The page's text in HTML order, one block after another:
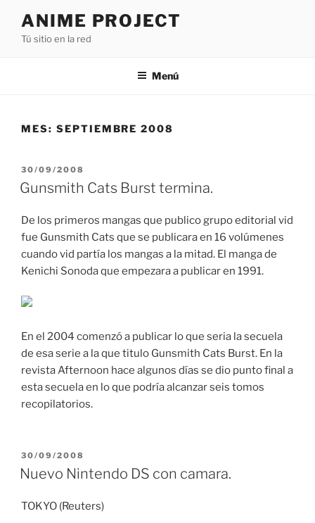
contenido
ANIME PROJECT
Tú sitio en la red
Menú
MES: SEPTIEMBRE 2008
PUBLICADO
EL
30/09/2008
Gunsmith Cats Burst termina.
De los primeros mangas que publico grupo editorial vid
fue Gunsmith Cats que se publicara en 16 volúmenes
cuando vid partía los mangas a la mitad. El manga de
Kenichi Sonoda que empezara a publicar en 1991.
En el 2004 comenzó a publicar lo que seria la secuela
de esa serie a la que titulo Gunsmith Cats Burst. En la
revista Afternoon hace algunos días se dio punto final a
esta secuela en lo que podría alcanzar seis tomos
recopilatorios.
PUBLICADO
EL
30/09/2008
Nuevo Nintendo DS con camara.
TOKYO (Reuters)